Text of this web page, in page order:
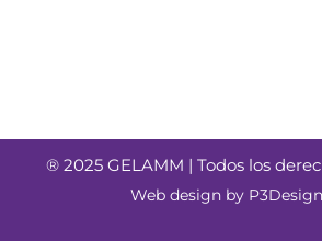
® 2025 GELAMM | Todos los
Web design by